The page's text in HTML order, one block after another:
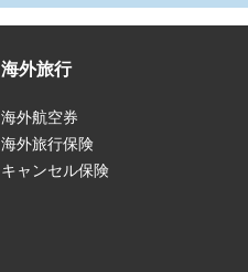
海外旅行
海外航空券
海外旅行保険
キャンセル保険